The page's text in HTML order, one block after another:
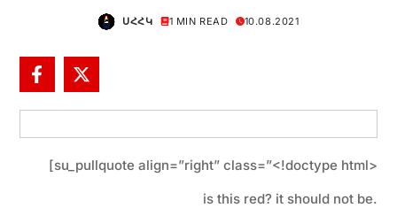
ՍՀՀԿ 1 MIN READ 10.08.2021
[su_pullquote align=”right” class=”<!doctype html>
is this red? it should not be.